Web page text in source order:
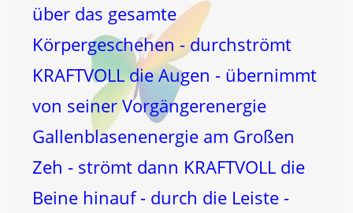
über das gesamte
Körpergeschehen - durchströmt
KRAFTVOLL die Augen - übernimmt
von seiner Vorgängerenergie
Gallenblasenenergie am Großen
Zeh - strömt dann KRAFTVOLL die
Beine hinauf - durch die Leiste -